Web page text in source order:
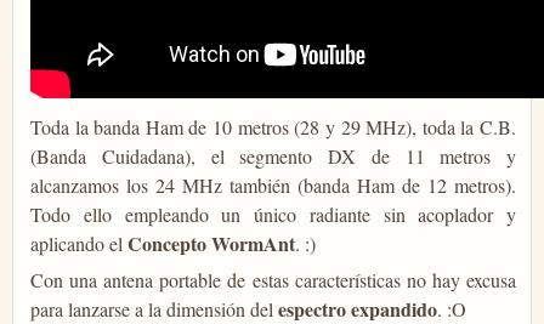
Toda la banda Ham de 10 metros (28 y 29 MHz), toda la C.B.
(Banda Cuidadana), el segmento DX de 11 metros y
alcanzamos los 24 MHz también (banda Ham de 12 metros).
Todo ello empleando un único radiante sin acoplador y
aplicando el Concepto WormAnt. :)
Con una antena portable de estas características no hay excusa
para lanzarse a la dimensión del espectro expandido. :O